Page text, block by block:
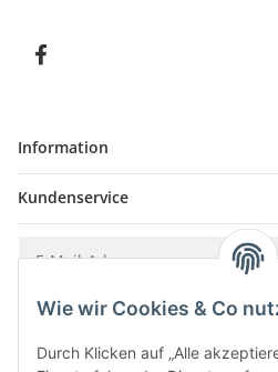
Information
Kundenservice
Bitte senden Sie mir entsprechend Ihrer
Wie wir Cookies & Co
Durch Klicken auf „Alle